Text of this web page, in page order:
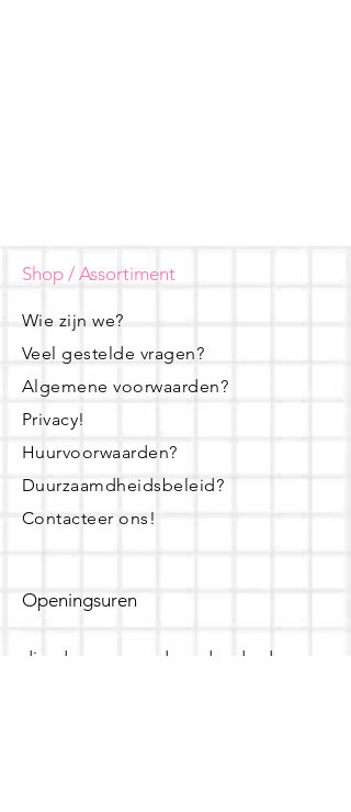
Shop / Assortiment
Wie zijn we?
Veel gestelde vragen?
Algemene voorwaarden?
Privacy!
Huurvoorwaarden?
Duurzaamdheidsbeleid?
Contacteer ons!
Openingsuren
dinsdag - woensdag- donderdag: